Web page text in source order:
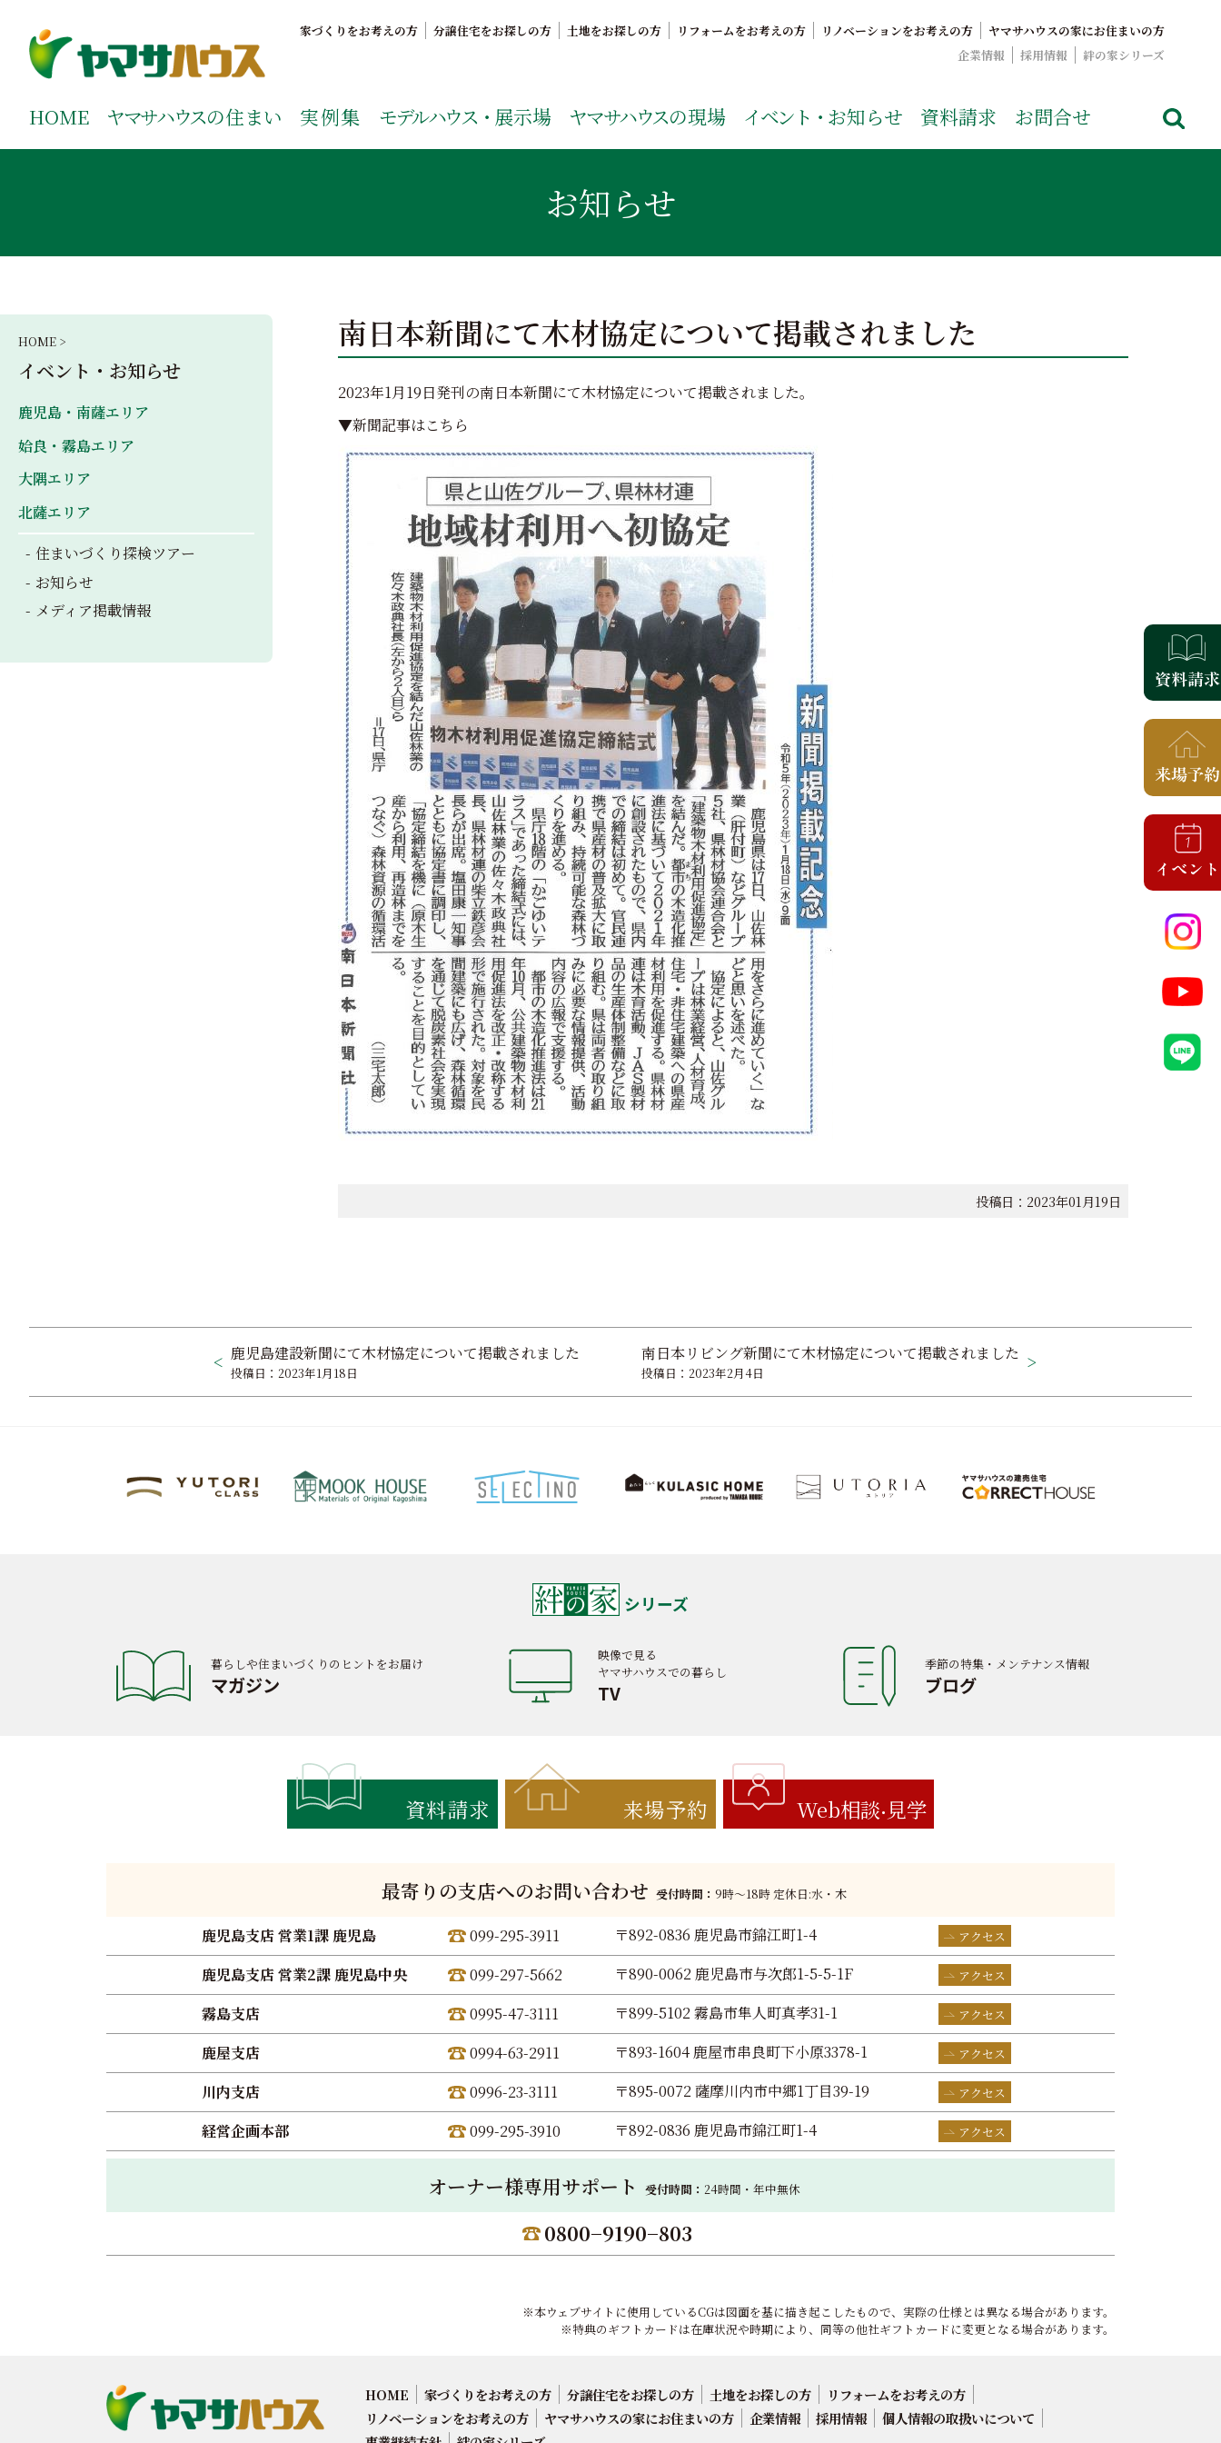
ご覧ください。
家づくりをお考えの方 分譲住宅をお探しの方 土地をお探しの方 リフォームをお考えの方 リノベーションをお考えの方
ヤマサハウスの家にお住まいの方
企業情報
採用情報 絆の家シリーズ
HOME ヤマサハウスの住まい 実例集 モデルハウス・ 展示場 ヤマサハウスの現場 イベント・ お知らせ 資料請求 お問合せ
お知らせ
南日本新聞にて木材協定について掲載されました
2023年1月19日発刊の南日本新聞にて木材協定について掲載されました。
▼新聞記事はこちら
投稿日：2023年01月19日
HOME >
イベント・お知らせ
鹿児島・南薩エリア
姶良・霧島エリア
大隅エリア
北薩エリア
住まいづくり探検ツアー
お知らせ
メディア掲載情報
鹿児島建設新聞にて木材協定について掲載されました
投稿日：2023年1月18日
南日本リビング新聞にて木材協定について掲載されました
投稿日：2023年2月4日
シリーズ
暮らしや住まいづくりのヒントをお届け
マガジン
映像で見る
ヤマサハウスでの暮らし
TV
季節の特集・メンテナンス情報
ブログ
資料請求 来場予約 Web相談 見学
最寄りの支店へのお問い合わせ 受付時間： 9時〜18時 定休日:水・木
鹿児島支店 営業1課 鹿児島 099-295-3911 〒892-0836 鹿児島市錦江町1-4 アクセス
鹿児島支店 営業2課 鹿児島中央 099-297-5662 〒890-0062 鹿児島市与次郎1-5-5-1F アクセス
霧島支店 0995-47-3111 〒899-5102 霧島市隼人町真孝31-1 アクセス
鹿屋支店 0994-63-2911 〒893-1604 鹿屋市串良町下小原3378-1 アクセス
川内支店 0996-23-3111 〒895-0072 薩摩川内市中郷1丁目39-19 アクセス
経営企画本部 099-295-3910 〒892-0836 鹿児島市錦江町1-4 アクセス
オーナー様専用サポート 受付時間： 24時間・年中無休
0800−9190−803
※本ウェブサイトに使用しているCGは図面を基に描き起こしたもので、実際の仕様とは異なる場合があります。
※特典のギフトカードは在庫状況や時期により、同等の他社ギフトカードに変更となる場合があります。
HOME 家づくりをお考えの方 分譲住宅をお探しの方 土地をお探しの方
リフォームをお考えの方
リノベーションをお考えの方
ヤマサハウスの家にお住まいの方 企業情報 採用情報
個人情報の取扱いについて